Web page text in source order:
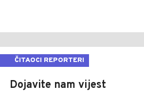
ČITAOCI REPORTERI
Dojavite nam vijest